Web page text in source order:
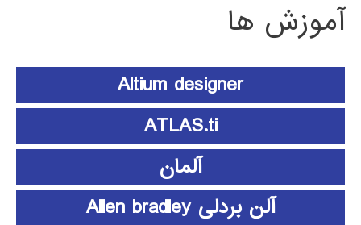
آموزش ها
Altium designer
ATLAS.ti
آلمان
آلن بردلی Allen bradley